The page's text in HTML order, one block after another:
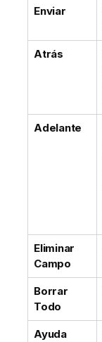
Enviar
Atrás
Adelante
Eliminar
Campo
Borrar
Todo
Ayuda